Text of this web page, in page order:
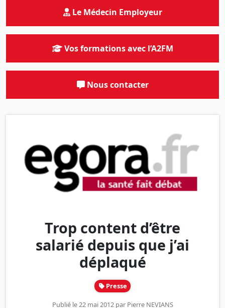
Trop content d’être
salarié depuis que j’ai
déplaqué
Presse
Publié le 22 mai 2012 par Pierre NEVIANS
Le Médecin Employeur
Vos formations avec l’A2FM
Nous contacter